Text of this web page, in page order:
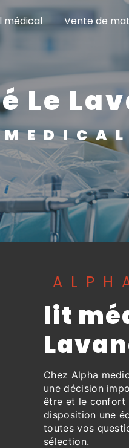
médical Vente de
Le
lit
Chez Alpha
une décision
être et le confort
disposition une
toutes vos
sélection.